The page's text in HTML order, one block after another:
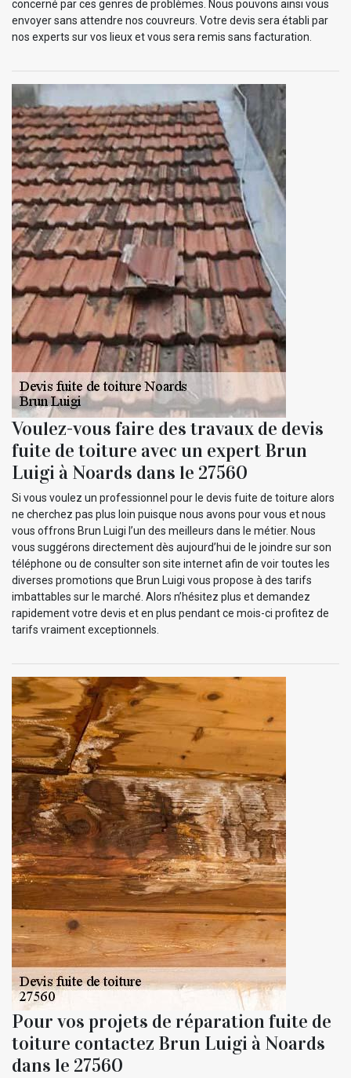
concerné par ces genres de problèmes. Nous pouvons ainsi vous
envoyer sans attendre nos couvreurs. Votre devis sera établi par
nos experts sur vos lieux et vous sera remis sans facturation.
Voulez-vous faire des travaux de devis
fuite de toiture avec un expert Brun
Luigi à Noards dans le 27560
Si vous voulez un professionnel pour le devis fuite de toiture alors
ne cherchez pas plus loin puisque nous avons pour vous et nous
vous offrons Brun Luigi l’un des meilleurs dans le métier. Nous
vous suggérons directement dès aujourd’hui de le joindre sur son
téléphone ou de consulter son site internet afin de voir toutes les
diverses promotions que Brun Luigi vous propose à des tarifs
imbattables sur le marché. Alors n’hésitez plus et demandez
rapidement votre devis et en plus pendant ce mois-ci profitez de
tarifs vraiment exceptionnels.
Pour vos projets de réparation fuite de
toiture contactez Brun Luigi à Noards
dans le 27560